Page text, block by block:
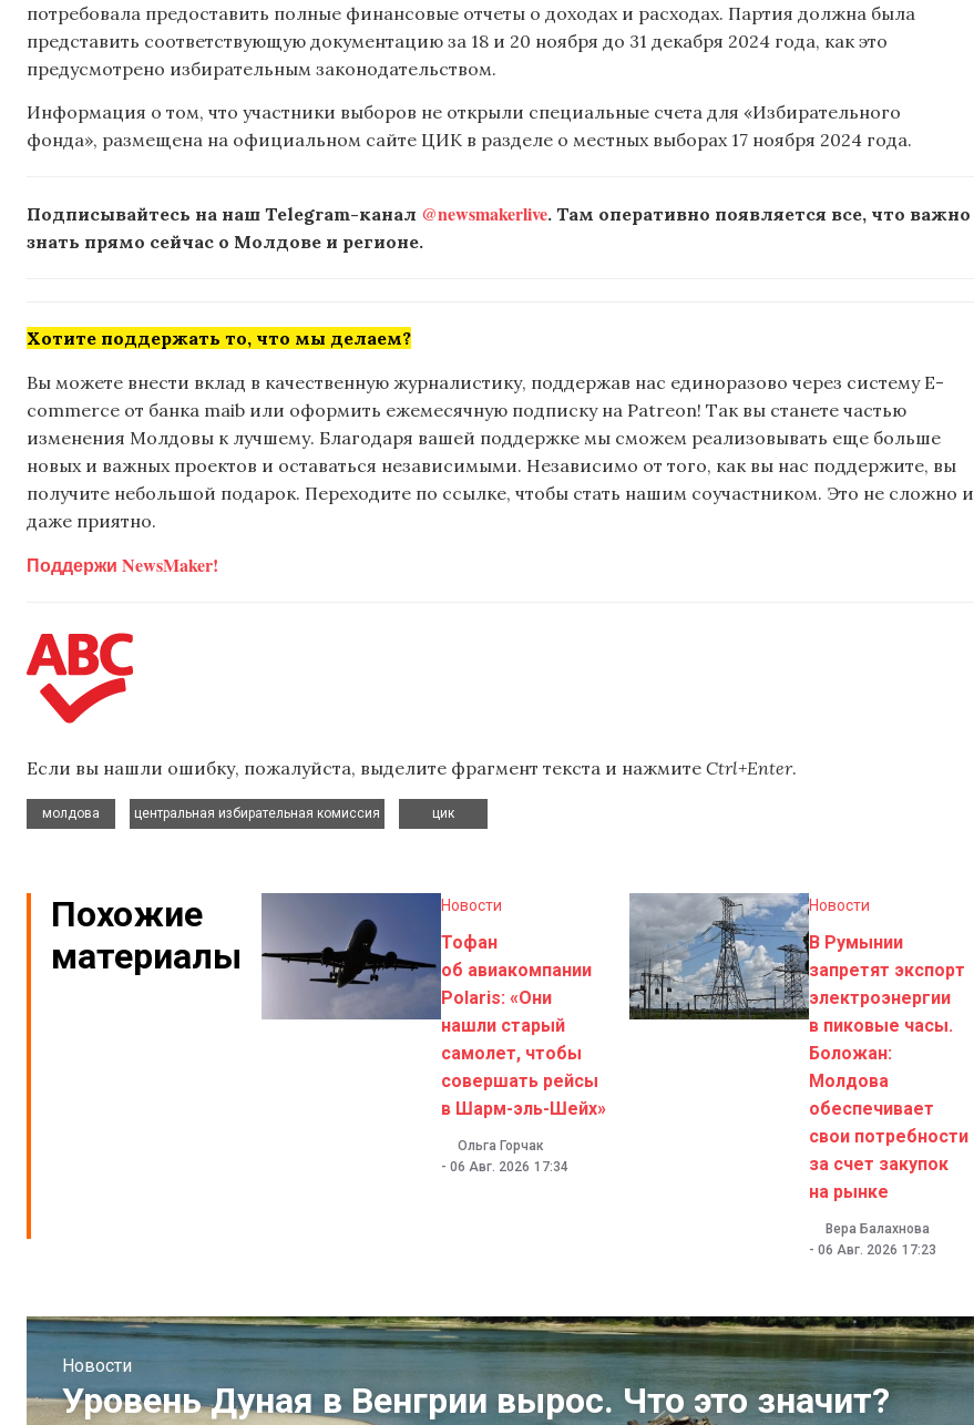
потребовала предоставить полные финансовые отчеты о доходах и расходах. Партия должна была
представить соответствующую документацию за 18 и 20 ноября до 31 декабря 2024 года, как это
предусмотрено избирательным законодательством.
Информация о том, что участники выборов не открыли специальные счета для «Избирательного
фонда», размещена на официальном сайте ЦИК в разделе о местных выборах 17 ноября 2024 года.
Подписывайтесь на наш Telegram-канал @newsmakerlive. Там оперативно появляется все, что важно
знать прямо сейчас о Молдове и регионе.
Хотите поддержать то, что мы делаем?
Вы можете внести вклад в качественную журналистику, поддержав нас единоразово через систему E-
commerce от банка maib или оформить ежемесячную подписку на Patreon! Так вы станете частью
изменения Молдовы к лучшему. Благодаря вашей поддержке мы сможем реализовывать еще больше
новых и важных проектов и оставаться независимыми. Независимо от того, как вы нас поддержите, вы
получите небольшой подарок. Переходите по ссылке, чтобы стать нашим соучастником. Это не сложно и
даже приятно.
Поддержи NewsMaker!
Если вы нашли ошибку, пожалуйста, выделите фрагмент текста и нажмите Ctrl+Enter.
молдова
центральная избирательная комиссия
цик
Похожие
материалы
Новости
Тофан
об авиакомпании
Polaris: «Они
нашли старый
самолет, чтобы
совершать рейсы
в Шарм-эль-Шейх»
Ольга Горчак
- 06 Авг. 2026 17:34
Новости
В Румынии
запретят экспорт
электроэнергии
в пиковые часы.
Боложан:
Молдова
обеспечивает
свои потребности
за счет закупок
на рынке
Вера Балахнова
- 06 Авг. 2026 17:23
Новости
Уровень Дуная в Венгрии вырос. Что это значит?